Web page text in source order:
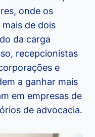
onde os
de dois
da carga
recepcionistas
e
a ganhar mais
em empresas de
de advocacia.